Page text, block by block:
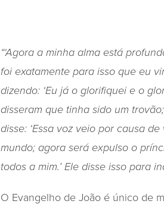
“‘Agora a minha alma está
foi exatamente para isso que eu
dizendo: ‘Eu já o glorifiquei e o
disseram que tinha sido um
disse: ‘Essa voz veio por causa
mundo; agora será expulso o
todos a mim.’ Ele disse isso para
O Evangelho de João é único de